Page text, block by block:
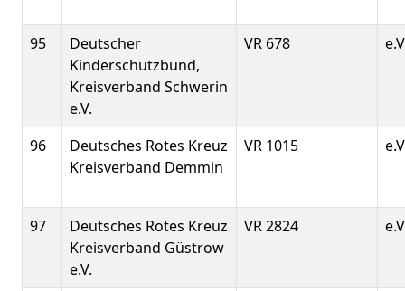
95
Deutscher
Kinderschutzbund,
Kreisverband Schwerin
e.V.
VR 678
96
Deutsches Rotes Kreuz
Kreisverband Demmin
VR 1015
97
Deutsches Rotes Kreuz
Kreisverband Güstrow
e.V.
VR 2824